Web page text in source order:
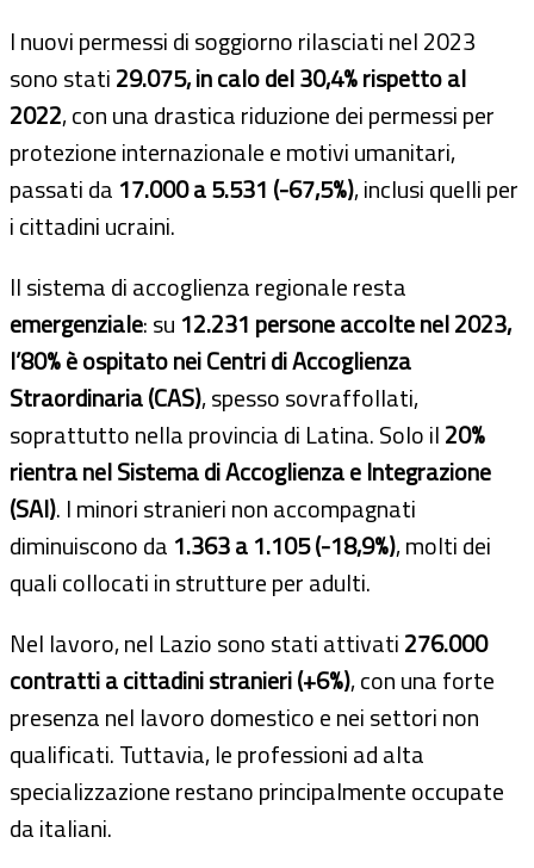
I nuovi permessi di soggiorno rilasciati nel 2023
sono stati29.075, in calo del 30,4% rispetto al
2022, con una drastica riduzione dei permessi per
protezione internazionale e motivi umanitari,
passati da 17.000 a 5.531 (-67,5%), inclusi quelli per
i cittadini ucraini.
Il sistema di accoglienza regionale resta
emergenziale: su 12.231 persone accolte nel 2023,
l’80% è ospitato nei Centri di Accoglienza
Straordinaria (CAS), spesso sovraffollati,
soprattutto nella provincia di Latina. Solo il20%
rientra nel Sistema di Accoglienza e Integrazione
(SAI). I minori stranieri non accompagnati
diminuiscono da 1.363 a 1.105 (-18,9%), molti dei
quali collocati in strutture per adulti.
Nel lavoro, nel Lazio sono stati attivati276.000
contratti a cittadini stranieri (+6%), con una forte
presenza nel lavoro domestico e nei settori non
qualificati. Tuttavia, le professioni ad alta
specializzazione restano principalmente occupate
da italiani.